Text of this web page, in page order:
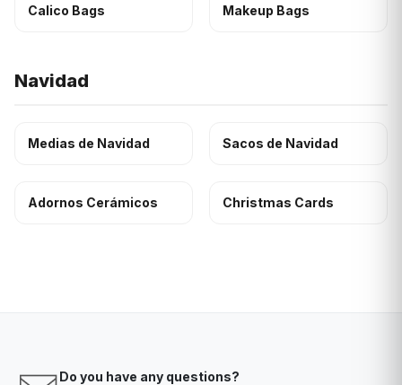
Calico Bags Makeup Bags
Navidad
Medias de Navidad Sacos de Navidad
Adornos Cerámicos Christmas Cards
Do you have any questions?